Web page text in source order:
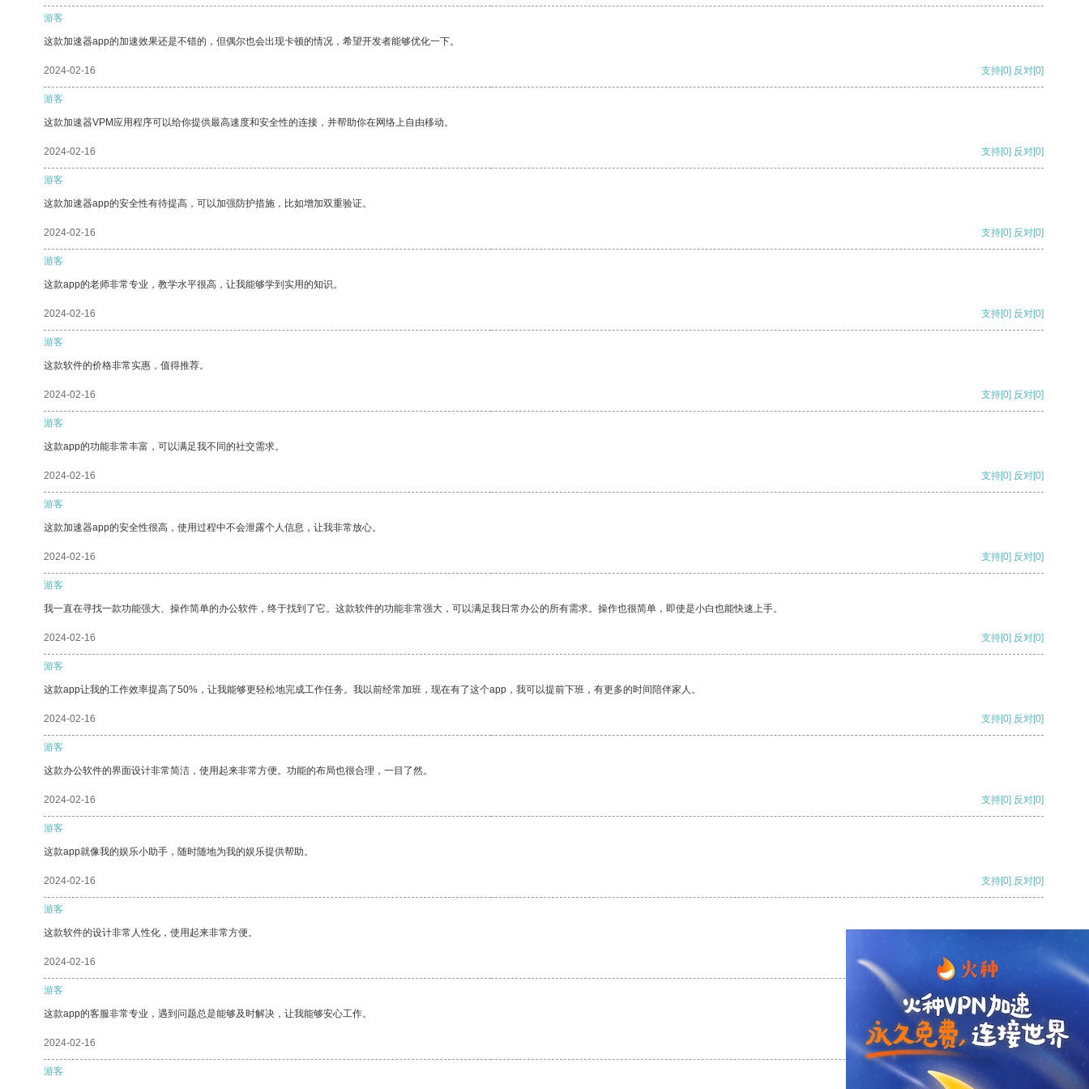
游客
这款加速器app的加速效果还是不错的，但偶尔也会出现卡顿的情况，希望开发者能够优化一下。
2024-02-16 支持[0] 反对[0]
游客
这款加速器VPM应用程序可以给你提供最高速度和安全性的连接，并帮助你在网络上自由移动。
2024-02-16 支持[0] 反对[0]
游客
这款加速器app的安全性有待提高，可以加强防护措施，比如增加双重验证。
2024-02-16 支持[0] 反对[0]
游客
这款app的老师非常专业，教学水平很高，让我能够学到实用的知识。
2024-02-16 支持[0] 反对[0]
游客
这款软件的价格非常实惠，值得推荐。
2024-02-16 支持[0] 反对[0]
游客
这款app的功能非常丰富，可以满足我不同的社交需求。
2024-02-16 支持[0] 反对[0]
游客
这款加速器app的安全性很高，使用过程中不会泄露个人信息，让我非常放心。
2024-02-16 支持[0] 反对[0]
游客
我一直在寻找一款功能强大、操作简单的办公软件，终于找到了它。这款软件的功能非常强大，可以满足我日常办公的所有需求。操作也很简单，即使是小白也能快速上手。
2024-02-16 支持[0] 反对[0]
游客
这款app让我的工作效率提高了50%，让我能够更轻松地完成工作任务。我以前经常加班，现在有了这个app，我可以提前下班，有更多的时间陪伴家人。
2024-02-16 支持[0] 反对[0]
游客
这款办公软件的界面设计非常简洁，使用起来非常方便。功能的布局也很合理，一目了然。
2024-02-16 支持[0] 反对[0]
游客
这款app就像我的娱乐小助手，随时随地为我的娱乐提供帮助。
2024-02-16 支持[0] 反对[0]
游客
这款软件的设计非常人性化，使用起来非常方便。
2024-02-16 支持
游客
这款app的客服非常专业，遇到问题总是能够及时解决，让我能够安心工作。
2024-02-16 支持[0] 反对[0]
游客